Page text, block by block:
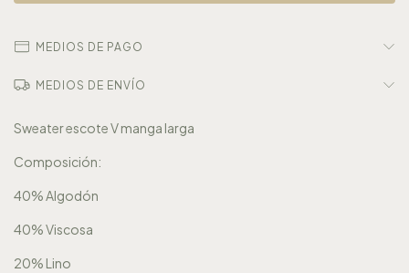
MEDIOS DE PAGO
MEDIOS DE ENVÍO
Sweater escote V manga larga
Composición:
40% Algodón
40% Viscosa
20% Lino